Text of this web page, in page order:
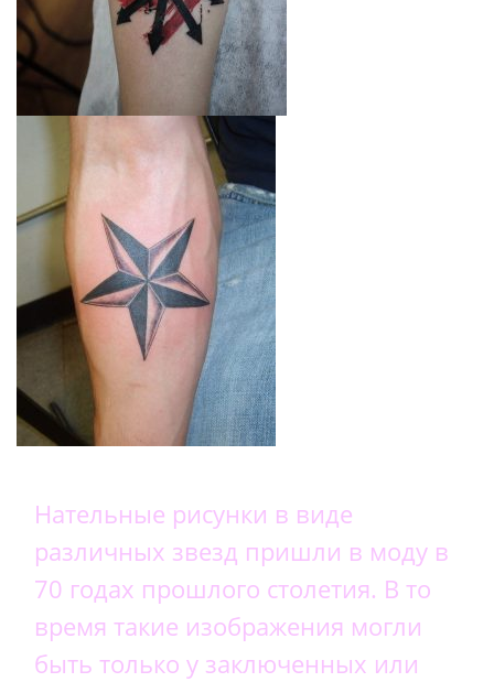
Нательные рисунки в виде
различных звезд пришли в моду в
70 годах прошлого столетия. В то
время такие изображения могли
быть только у заключенных или